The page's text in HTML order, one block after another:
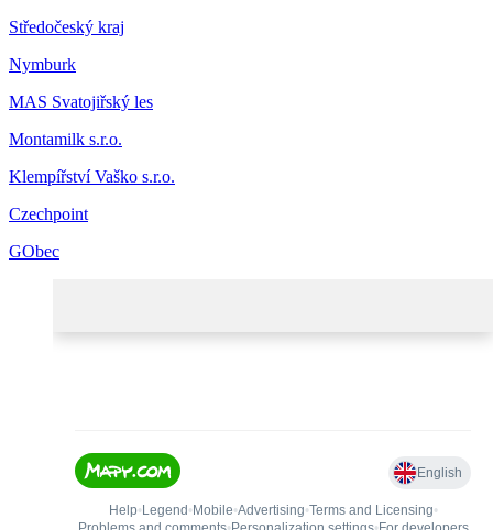
Středočeský kraj
Nymburk
MAS Svatojiřský les
Montamilk s.r.o.
Klempířství Vaško s.r.o.
Czechpoint
GObec